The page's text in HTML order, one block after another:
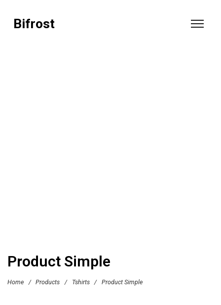
Bifrost
Product Simple
Home / Products / Tshirts / Product Simple